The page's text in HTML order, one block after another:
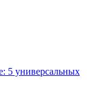
5 универсальных